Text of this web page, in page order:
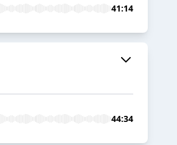
41:14
44:34